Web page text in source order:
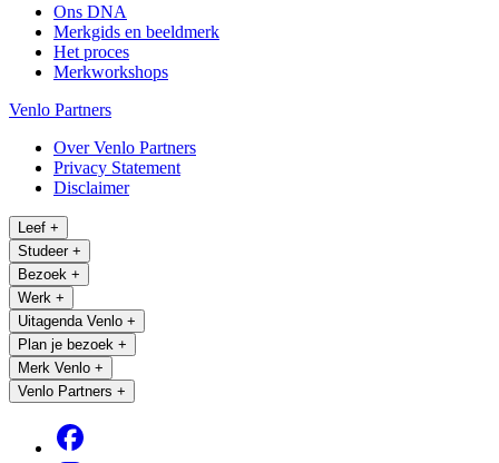
Ons DNA
Merkgids en beeldmerk
Het proces
Merkworkshops
Venlo Partners
Over Venlo Partners
Privacy Statement
Disclaimer
Leef +
Studeer +
Bezoek +
Werk +
Uitagenda Venlo +
Plan je bezoek +
Merk Venlo +
Venlo Partners +